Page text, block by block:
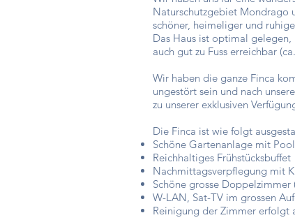
Naturschutzgebiet Mondrago
schöner, heimeliger und
Das Haus ist optimal gelegen,
auch gut zu Fuss erreichbar
Wir haben die ganze Finca
ungestört sein und nach
zu unserer exklusiven
Die Finca ist wie folgt
Schöne Gartenanlage mit
Reichhaltiges Frühstücksbuffet
Nachmittagsverpflegung mit
Schöne grosse
W-LAN, Sat-TV im grossen
Reinigung der Zimmer erfolgt